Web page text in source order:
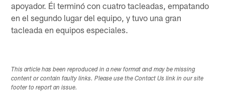
apoyador. Él terminó con cuatro tacleadas, empatando
en el segundo lugar del equipo, y tuvo una gran
tacleada en equipos especiales.
This article has been reproduced in a new format and may be missing
content or contain faulty links. Please use the Contact Us link in our site
footer to report an issue.